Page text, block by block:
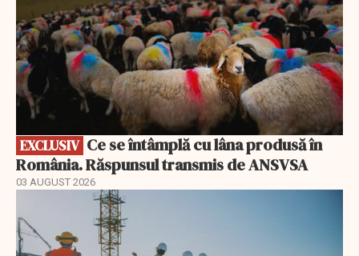
EXCLUSIV
România. Răspunsul transmis de ANSVSA
03 AUGUST 2026